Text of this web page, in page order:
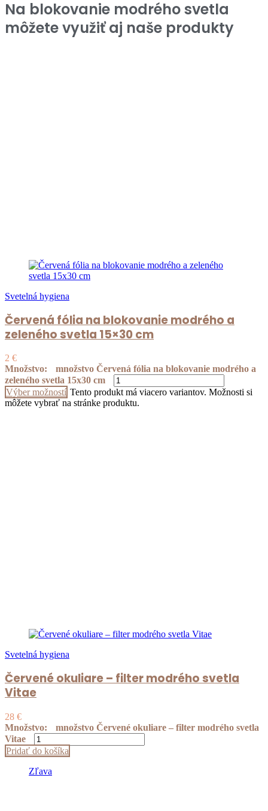
Na blokovanie modrého svetla
môžete využiť aj naše produkty
Svetelná hygiena
Červená fólia na blokovanie modrého a
zeleného svetla 15×30 cm
2 €
Množstvo:
množstvo Červená fólia na blokovanie modrého a
zeleného svetla 15x30 cm
Výber možností Tento produkt má viacero variantov. Možnosti si
môžete vybrať na stránke produktu.
Svetelná hygiena
Červené okuliare – filter modrého svetla
Vitae
28 €
Množstvo:
množstvo Červené okuliare – filter modrého svetla
Vitae
Pridať do košíka
Zľava